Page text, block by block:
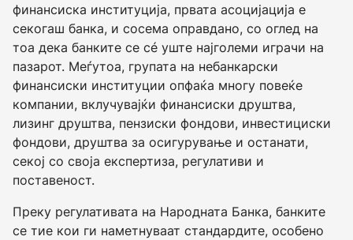
финансиска институција, првата асоцијација е
секогаш банка, и сосема оправдано, со оглед на
тоа дека банките се сé уште најголеми играчи на
пазарот. Меѓутоа, групата на небанкарски
финансиски институции опфаќа многу повеќе
компании, вклучувајќи финансиски друштва,
лизинг друштва, пензиски фондови, инвестициски
фондови, друштва за осигурување и останати,
секој со своја експертиза, регулативи и
поставеност.
Преку регулативата на Народната Банка, банките
се тие кои ги наметнуваат стандардите, особено